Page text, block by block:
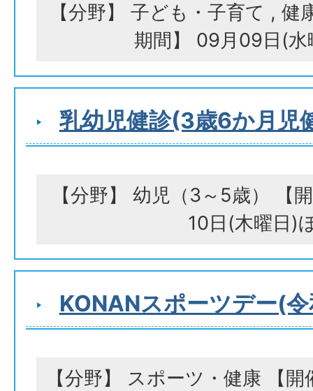
【分野】 子ども・子育て , 健
期間】 09月09日(水
乳幼児健診(3歳6か月児
【分野】 幼児（3～5歳） 【
10日(木曜日)
KONANスポーツデー(
【分野】 スポーツ・健康 【